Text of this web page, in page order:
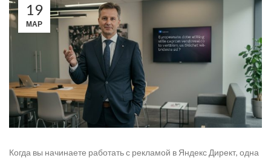
19
МАР
Когда вы начинаете работать с рекламой в Яндекс Директ, одна